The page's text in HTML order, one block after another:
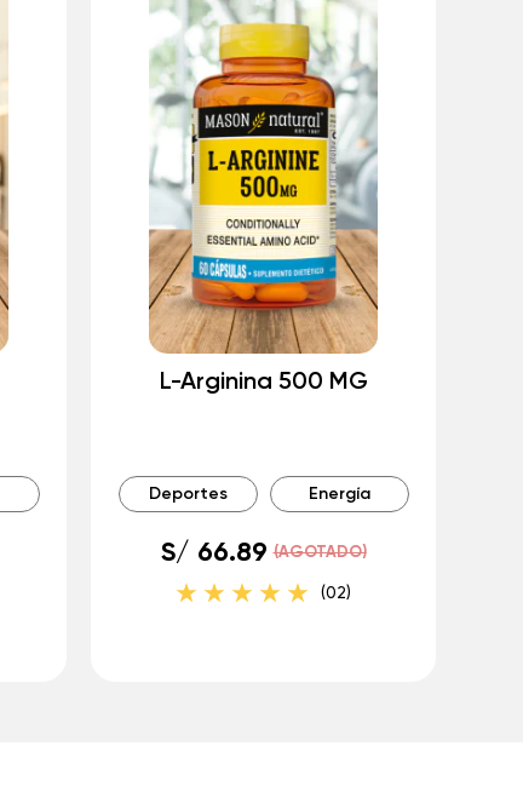
L-Arginina 500 MG
Deportes Energía
S/ 66.89 (AGOTADO)
(02)